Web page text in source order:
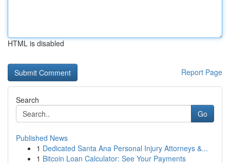
HTML is disabled
Report Page
Search
Go
Published News
1 Dedicated Santa Ana Personal Injury Attorneys &...
1 Bitcoin Loan Calculator: See Your Payments